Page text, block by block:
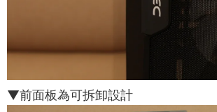
▼前面板為可拆卸設計